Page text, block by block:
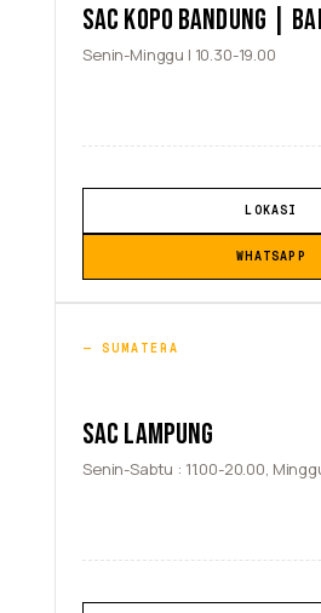
SAC KOPO BANDUNG |
Senin-Minggu | 10.30-19.00
LOKASI
WHATSAPP
SUMATERA
SAC LAMPUNG
Senin-Sabtu : 11.00-20.00,